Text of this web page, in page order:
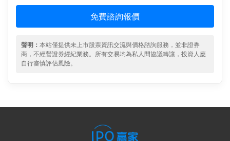
免費諮詢報價
聲明： 本站僅提供未上市股票資訊交流與價格諮詢服務，並非證券
商，不經營證券經紀業務。所有交易均為私人間協議轉讓，投資人應
自行審慎評估風險。